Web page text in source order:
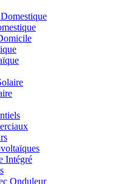
Intégré
Onduleur